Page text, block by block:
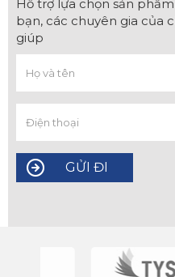
Hỗ trợ lựa chọn sản
bạn, các chuyên gia của
giúp